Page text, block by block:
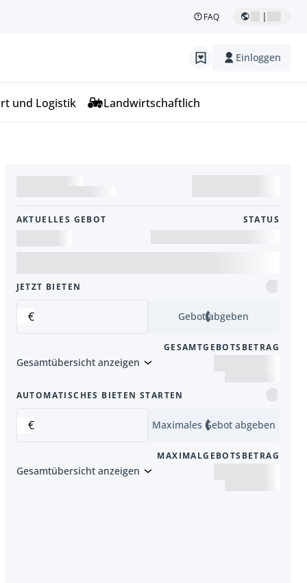
FAQ |
Einloggen
und Logistik Landwirtschaftlich
AKTUELLES GEBOT STATUS
JETZT BIETEN
€ Gebot abgeben
GESAMTGEBOTSBETRAG
Gesamtübersicht anzeigen
AUTOMATISCHES BIETEN STARTEN
€ Maximales Gebot abgeben
MAXIMALGEBOTSBETRAG
Gesamtübersicht anzeigen